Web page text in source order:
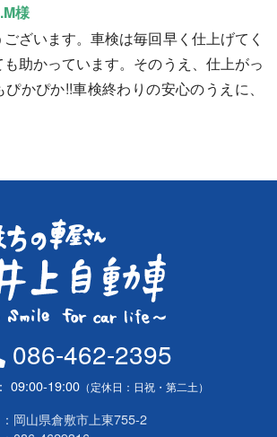
様
ざいます。車検は毎回早く仕上げてく
助かっています。そのうえ、仕上がっ
かぴか!!車検終わりの安心のうえに、
086-462-2395
09:00-19:00（定休日：日祝・第二土）
岡山県倉敷市上東755-2